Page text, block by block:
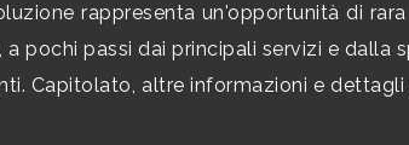
rappresenta un'opportunità di
pochi passi dai principali servizi e dalla
Capitolato, altre informazioni e